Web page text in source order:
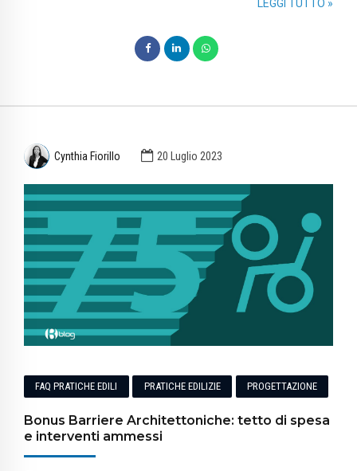
LEGGI TUTTO »
Cynthia Fiorillo 20 Luglio 2023
FAQ PRATICHE EDILI PRATICHE EDILIZIE PROGETTAZIONE
Bonus Barriere Architettoniche: tetto di spesa
e interventi ammessi